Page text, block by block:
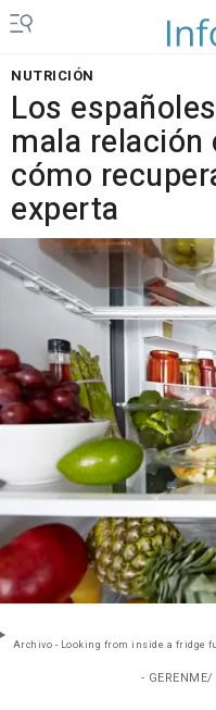
NUTRICIÓN
Los
mala relación
cómo
experta
Archivo - Looking from inside a fridge
-